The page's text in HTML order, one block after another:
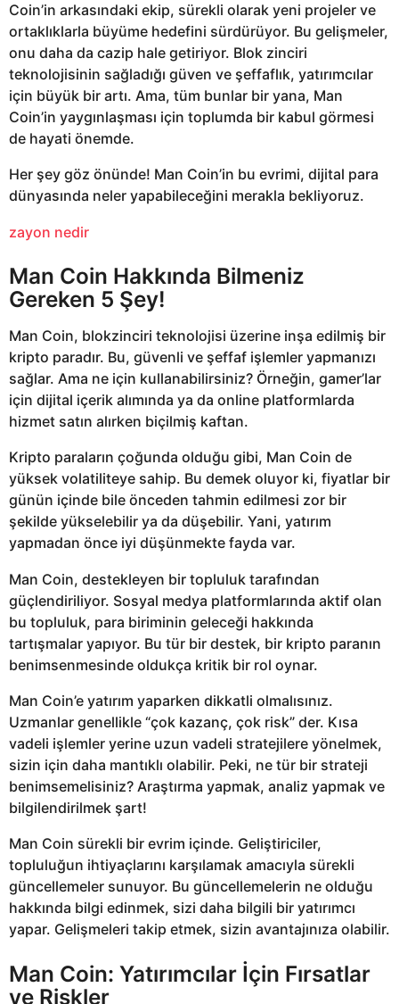
Coin’in arkasındaki ekip, sürekli olarak yeni projeler ve
ortaklıklarla büyüme hedefini sürdürüyor. Bu gelişmeler,
onu daha da cazip hale getiriyor. Blok zinciri
teknolojisinin sağladığı güven ve şeffaflık, yatırımcılar
için büyük bir artı. Ama, tüm bunlar bir yana, Man
Coin’in yaygınlaşması için toplumda bir kabul görmesi
de hayati önemde.
Her şey göz önünde! Man Coin’in bu evrimi, dijital para
dünyasında neler yapabileceğini merakla bekliyoruz.
zayon nedir
Man Coin Hakkında Bilmeniz
Gereken 5 Şey!
Man Coin, blokzinciri teknolojisi üzerine inşa edilmiş bir
kripto paradır. Bu, güvenli ve şeffaf işlemler yapmanızı
sağlar. Ama ne için kullanabilirsiniz? Örneğin, gamer’lar
için dijital içerik alımında ya da online platformlarda
hizmet satın alırken biçilmiş kaftan.
Kripto paraların çoğunda olduğu gibi, Man Coin de
yüksek volatiliteye sahip. Bu demek oluyor ki, fiyatlar bir
günün içinde bile önceden tahmin edilmesi zor bir
şekilde yükselebilir ya da düşebilir. Yani, yatırım
yapmadan önce iyi düşünmekte fayda var.
Man Coin, destekleyen bir topluluk tarafından
güçlendiriliyor. Sosyal medya platformlarında aktif olan
bu topluluk, para biriminin geleceği hakkında
tartışmalar yapıyor. Bu tür bir destek, bir kripto paranın
benimsenmesinde oldukça kritik bir rol oynar.
Man Coin’e yatırım yaparken dikkatli olmalısınız.
Uzmanlar genellikle “çok kazanç, çok risk” der. Kısa
vadeli işlemler yerine uzun vadeli stratejilere yönelmek,
sizin için daha mantıklı olabilir. Peki, ne tür bir strateji
benimsemelisiniz? Araştırma yapmak, analiz yapmak ve
bilgilendirilmek şart!
Man Coin sürekli bir evrim içinde. Geliştiriciler,
topluluğun ihtiyaçlarını karşılamak amacıyla sürekli
güncellemeler sunuyor. Bu güncellemelerin ne olduğu
hakkında bilgi edinmek, sizi daha bilgili bir yatırımcı
yapar. Gelişmeleri takip etmek, sizin avantajınıza olabilir.
Man Coin: Yatırımcılar İçin Fırsatlar
ve Riskler